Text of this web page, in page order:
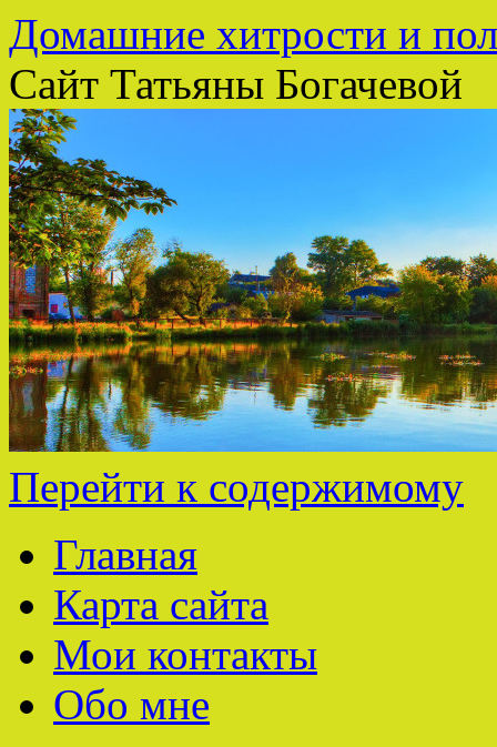
Домашние хитрости и
Сайт Татьяны Богачевой
Перейти к содержимому
Главная
Карта сайта
Мои контакты
Обо мне